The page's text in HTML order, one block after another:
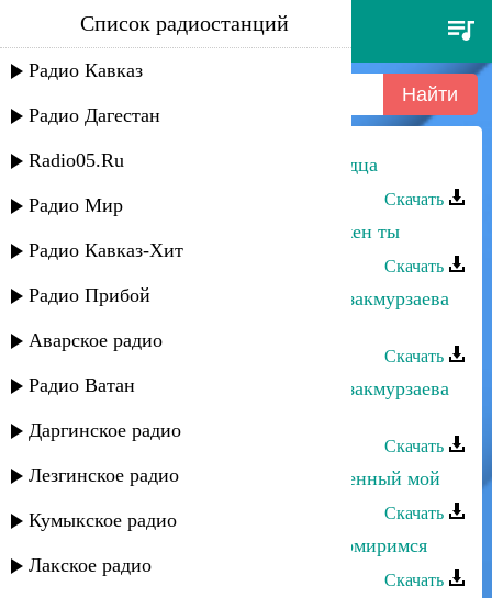
альбина казакмурзаева - боль
сердца
Список радиостанций
Радио Кавказ
Радио Дагестан
Radio05.Ru
Радио Мир
Радио Кавказ-Хит
Радио Прибой
Аварское радио
Радио Ватан
Даргинское радио
Лезгинское радио
Кумыкское радио
Лакское радио
Альбина Казакмурзаева - Боль сердца
Скачать
Альбина Казакмурзаева - Мне нужен ты
Скачать
Рустам Ахмедханов и Альбина Казакмурзаева
Скачать
Рустам Ахмедханов и Альбина Казакмурзаева
Скачать
Альбина Казакмурзаева - Единственный мой
Скачать
Альбина Казакмурзаева - Давай помиримся
Скачать